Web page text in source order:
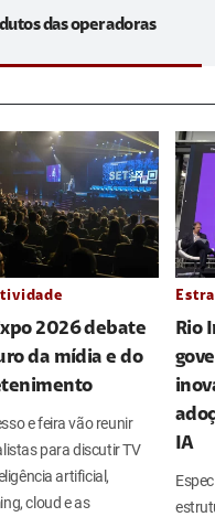
das operadoras
2026 debate
da mídia e do
e feira vão reunir
para discutir TV
artificial,
cloud e as
Rio
IA